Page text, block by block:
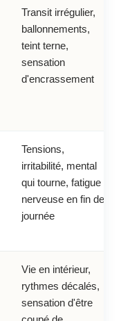
Transit irrégulier,
ballonnements,
teint terne,
sensation
d'encrassement
Tensions,
irritabilité, mental
qui tourne, fatigue
nerveuse en fin de
journée
Vie en intérieur,
rythmes décalés,
sensation d'être